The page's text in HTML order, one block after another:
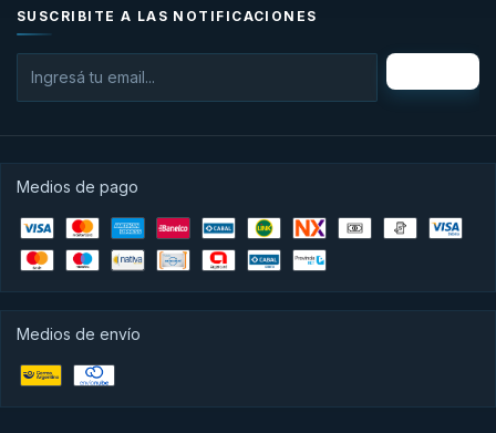
SUSCRIBITE A LAS NOTIFICACIONES
Medios de pago
Medios de envío